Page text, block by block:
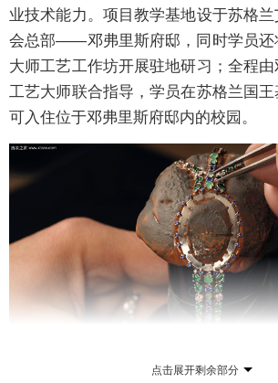
业技术能力。项目教学基地设于苏格
会总部——邓弗里斯府邸，同时学员还
大师工艺工作坊开展驻地研习；全程
工艺大师联合指导，学员在苏格兰国王
可入住位于邓弗里斯府邸内的校园。
点击展开剩余部分